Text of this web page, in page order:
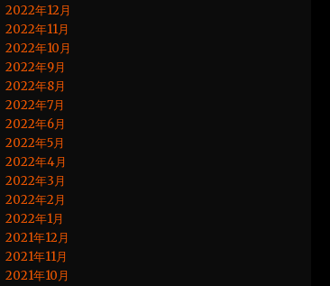
2022年12月
2022年11月
2022年10月
2022年9月
2022年8月
2022年7月
2022年6月
2022年5月
2022年4月
2022年3月
2022年2月
2022年1月
2021年12月
2021年11月
2021年10月